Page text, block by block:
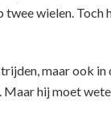
wielen. Toch
maar ook
hij moet